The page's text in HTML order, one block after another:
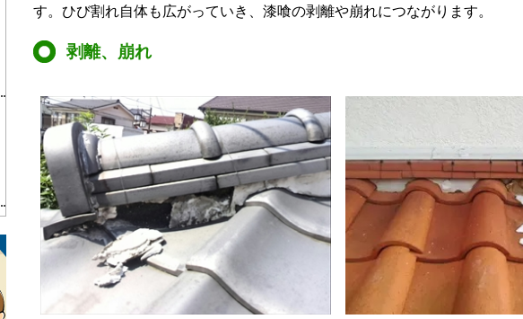
す。ひび割れ自体も広がっていき、漆喰の剥離や崩れにつながります。
剥離、崩れ